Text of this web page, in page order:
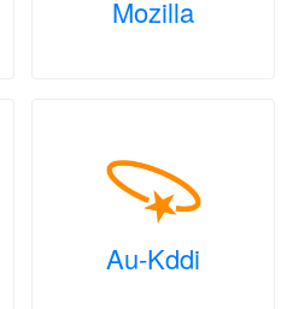
Mozilla
Au-Kddi